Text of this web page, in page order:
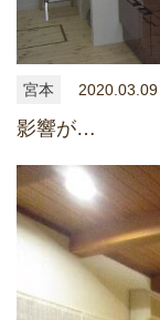
宮本 2020.03.09
影響が…